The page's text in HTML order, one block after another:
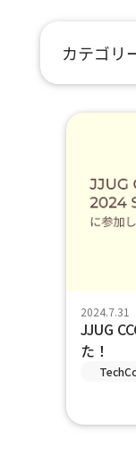
カテゴリ
2024.7.31
JJUG
た！